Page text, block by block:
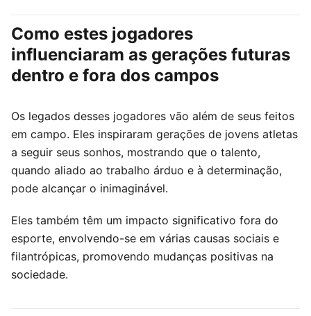
Como estes jogadores
influenciaram as gerações futuras
dentro e fora dos campos
Os legados desses jogadores vão além de seus feitos
em campo. Eles inspiraram gerações de jovens atletas
a seguir seus sonhos, mostrando que o talento,
quando aliado ao trabalho árduo e à determinação,
pode alcançar o inimaginável.
Eles também têm um impacto significativo fora do
esporte, envolvendo-se em várias causas sociais e
filantrópicas, promovendo mudanças positivas na
sociedade.